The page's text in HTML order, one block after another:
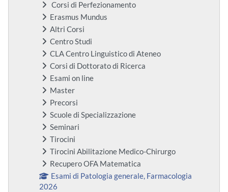
Corsi di Perfezionamento
Erasmus Mundus
Altri Corsi
Centro Studi
CLA Centro Linguistico di Ateneo
Corsi di Dottorato di Ricerca
Esami on line
Master
Precorsi
Scuole di Specializzazione
Seminari
Tirocini
Tirocini Abilitazione Medico-Chirurgo
Recupero OFA Matematica
Esami di Patologia generale, Farmacologia
2026